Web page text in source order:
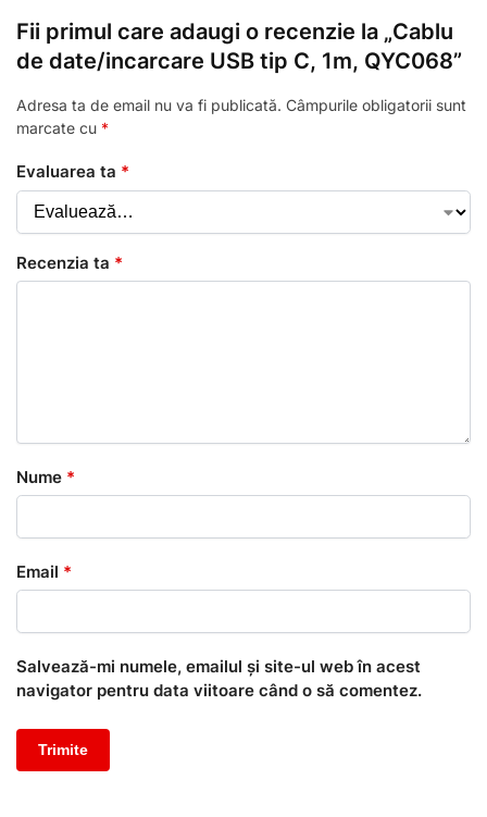
Fii primul care adaugi o recenzie la „Cablu
de date/incarcare USB tip C, 1m, QYC068”
Adresa ta de email nu va fi publicată. Câmpurile obligatorii sunt
marcate cu *
Evaluarea ta *
Recenzia ta *
Nume *
Email *
Salvează-mi numele, emailul și site-ul web în acest
navigator pentru data viitoare când o să comentez.